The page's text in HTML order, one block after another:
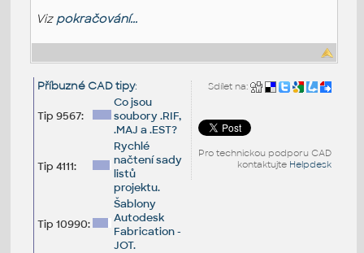
Viz pokračování...
Sdílet na:
Pro technickou podporu CAD
kontaktujte Helpdesk
Příbuzné CAD tipy:
Tip 9567:
Co jsou
soubory .RIF,
.MAJ a .EST?
Tip 4111:
Rychlé
načtení sady
listů
projektu.
Tip 10990:
Šablony
Autodesk
Fabrication -
JOT.